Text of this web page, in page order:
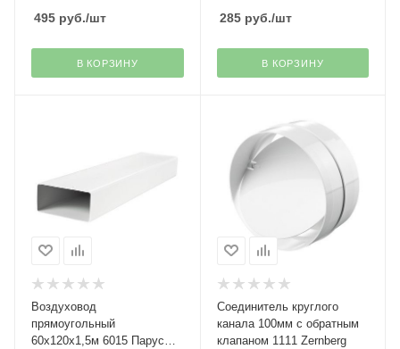
495 руб./шт
В КОРЗИНУ
285руб./шт
В КОРЗИНУ
Воздуховод
прямоугольный
60х120х1,5м 6015 Парус
Соединитель круглого
канала 100мм с обратным
клапаном 1111 Zernberg